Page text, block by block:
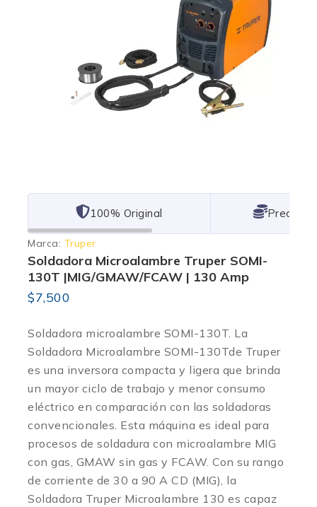
101% Original Lowest
Marca: Truper
Soldadora Microalambre Truper SOMI-
130T |MIG/GMAW/FCAW | 130 Amp
$7,500
Soldadora microalambre SOMI-130T. La
Soldadora Microalambre SOMI-130Tde Truper
es una inversora compacta y ligera que brinda
un mayor ciclo de trabajo y menor consumo
eléctrico en comparación con las soldadoras
convencionales. Esta máquina es ideal para
procesos de soldadura con microalambre MIG
con gas, GMAW sin gas y FCAW. Con su rango
de corriente de 30 a 90 A CD (MIG), la
Soldadora Truper Microalambre 130 es capaz